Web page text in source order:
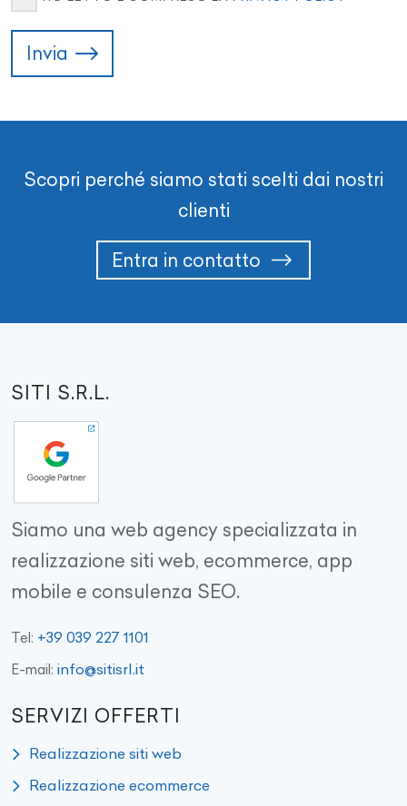
Invia
Scopri perché siamo stati scelti dai nostri
clienti
Entra in contatto
SITI S.R.L.
Siamo una web agency specializzata in
realizzazione siti web, ecommerce, app
mobile e consulenza SEO.
Tel: +39 039 227 1101
E-mail: info@sitisrl.it
SERVIZI OFFERTI
Realizzazione siti web
Realizzazione ecommerce